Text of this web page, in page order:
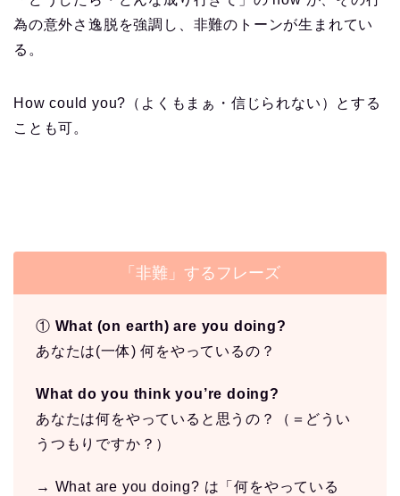
為の意外さ逸脱を強調し、非難のトーンが生まれてい
る。
How could you?（よくもまぁ・信じられない）とする
ことも可。
「非難」するフレーズ
① What (on earth) are you doing?
あなたは(一体) 何をやっているの？
What do you think you’re doing?
あなたは何をやっていると思うの？（＝どうい
うつもりですか？）
→ What are you doing? は「何をやっている